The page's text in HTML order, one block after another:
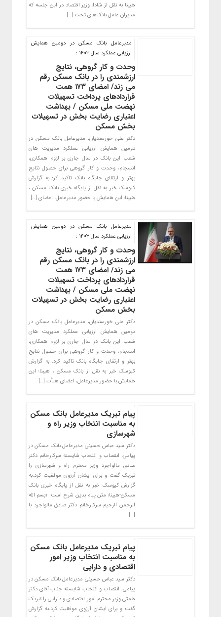
هیبنا به نقل از شادا؛ وزیر اقتصاد در این جلسه که
مدیران عامل بانک‌های تحت […]
مدیرعامل بانک مسکن در دومین همایش
ارزیابی عملکرد سال ۱۴۰۳ :
وحدت و کار گروهی، نتایج
ارزشمندی را در بانک مسکن رقم
می زند/ امضای ۱۷۳ همت
قراردادهای پرداخت تسهیلات
نهضت ملی مسکن / بهداشت
اعتباری رضایت بخش در تسهیلات
بخش مسکن
دکتر علی خورسندیان، مدیرعامل بانک مسکن در
دومین همایش ارزیابی عملکرد مدیریت های
شعب این بانک در سال جاری بر لزوم همکاری،
انسجام، وحدت و کار گروهی برای حصول نتایج
بهتر و ارتقای جایگاه بانک تاکید کرد.به گزارش
کیوسک خبر به نقل از پایگاه خبری بانک مسکن ،
هیبنا؛ این همایش با حضور مدیرعامل، اعضای […]
مدیرعامل بانک مسکن در دومین همایش
ارزیابی عملکرد سال ۱۴۰۳ :
وحدت و کار گروهی، نتایج
ارزشمندی را در بانک مسکن رقم
می زند/ امضای ۱۷۳ همت
قراردادهای پرداخت تسهیلات
نهضت ملی مسکن / بهداشت
اعتباری رضایت بخش در تسهیلات
بخش مسکن
دکتر علی خورسندیان، مدیرعامل بانک مسکن در
دومین همایش ارزیابی عملکرد مدیریت های
شعب این بانک در سال جاری بر لزوم همکاری،
انسجام، وحدت و کار گروهی برای حصول نتایج
بهتر و ارتقای جایگاه بانک تاکید کرد. به گزارش
کیوسک خبر به نقل از بانک مسکن ، هیبنا؛ این
همایش با حضور مدیرعامل، اعضای هیأت […]
پیام تبریک مدیرعامل بانک مسکن
به مناسبت انتخاب وزیر راه و
شهرسازی
دکتر سید عباس حسینی مدیرعامل بانک مسکن در
پیامی، انتصاب و انتخاب شایسته سرکارخانم دکتر
صادق مالواجرد وزیر محترم راه و شهرسازی را
تبریک گفت و برای ایشان آرزوی موفقیت کرد.به
گزارش کیوسک خبر به نقل از پایگاه خبری بانک
مسکن-هیبنا؛ متن پیام بدین شرح است: «بسم الله
الرحمن الرحیم سرکارخانم دکتر صادق مالواجرد با
[…]
پیام تبریک مدیرعامل بانک مسکن
به مناسبت انتخاب وزیر امور
اقتصادی و دارایی
دکتر سید عباس حسینی مدیرعامل بانک مسکن در
پیامی، انتصاب و انتخاب شایسته جناب آقای دکتر
همتی وزیر محترم امور اقتصادی و دارایی را تبریک
گفت و برای ایشان آرزوی موفقیت کرد.به گزارش